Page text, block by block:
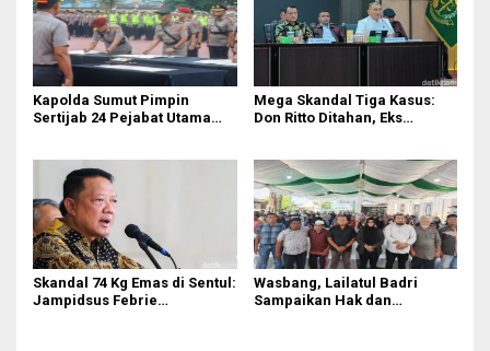
Kapolda Sumut Pimpin
Sertijab 24 Pejabat Utama
Mega Skandal Tiga Kasus:
Don Ritto Ditahan, Eks
Hukuman Mati!
Skandal 74 Kg Emas di Sentul:
Jampidsus Febrie
Wasbang, Lailatul Badri
Sampaikan Hak dan